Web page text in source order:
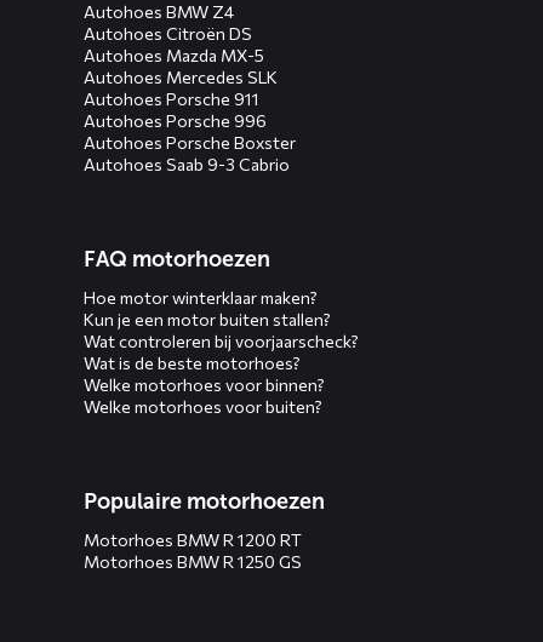
Autohoes BMW Z4
Autohoes Citroën DS
Autohoes Mazda MX-5
Autohoes Mercedes SLK
Autohoes Porsche 911
Autohoes Porsche 996
Autohoes Porsche Boxster
Autohoes Saab 9-3 Cabrio
FAQ motorhoezen
Hoe motor winterklaar maken?
Kun je een motor buiten stallen?
Wat controleren bij voorjaarscheck?
Wat is de beste motorhoes?
Welke motorhoes voor binnen?
Welke motorhoes voor buiten?
Populaire motorhoezen
Motorhoes BMW R 1200 RT
Motorhoes BMW R 1250 GS